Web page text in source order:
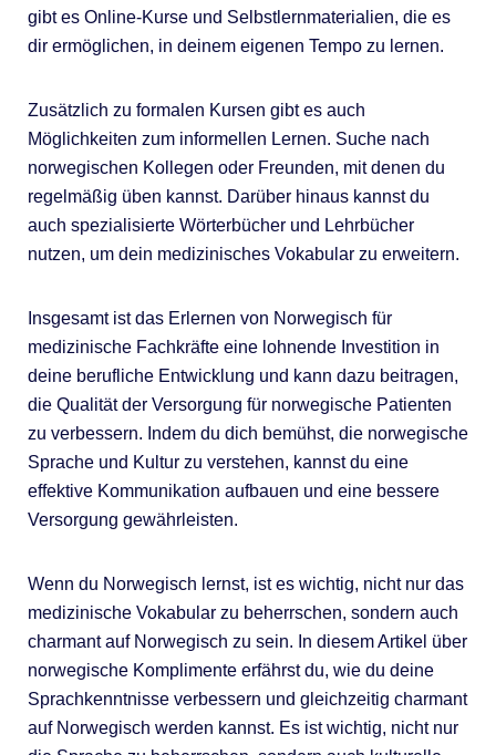
gibt es Online-Kurse und Selbstlernmaterialien, die es
dir ermöglichen, in deinem eigenen Tempo zu lernen.
Zusätzlich zu formalen Kursen gibt es auch
Möglichkeiten zum informellen Lernen. Suche nach
norwegischen Kollegen oder Freunden, mit denen du
regelmäßig üben kannst. Darüber hinaus kannst du
auch spezialisierte Wörterbücher und Lehrbücher
nutzen, um dein medizinisches Vokabular zu erweitern.
Insgesamt ist das Erlernen von Norwegisch für
medizinische Fachkräfte eine lohnende Investition in
deine berufliche Entwicklung und kann dazu beitragen,
die Qualität der Versorgung für norwegische Patienten
zu verbessern. Indem du dich bemühst, die norwegische
Sprache und Kultur zu verstehen, kannst du eine
effektive Kommunikation aufbauen und eine bessere
Versorgung gewährleisten.
Wenn du Norwegisch lernst, ist es wichtig, nicht nur das
medizinische Vokabular zu beherrschen, sondern auch
charmant auf Norwegisch zu sein. In diesem Artikel über
norwegische Komplimente erfährst du, wie du deine
Sprachkenntnisse verbessern und gleichzeitig charmant
auf Norwegisch werden kannst. Es ist wichtig, nicht nur